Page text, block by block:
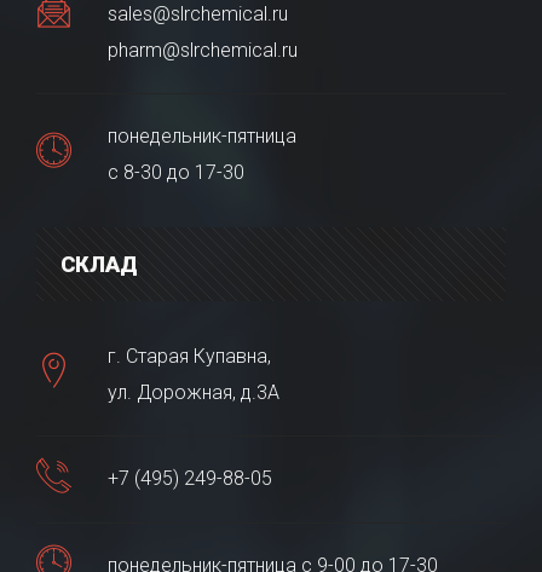
sales@slrchemical.ru
pharm@slrchemical.ru
понедельник-пятница
с 8-30 до 17-30
СКЛАД
г. Старая Купавна,
ул. Дорожная, д.3А
+7 (495) 249-88-05
понедельник-пятница с 9-00 до 17-30